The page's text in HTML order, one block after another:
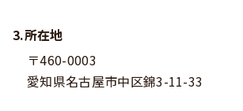
3.所在地
〒460-0003
愛知県名古屋市中区錦3-11-33